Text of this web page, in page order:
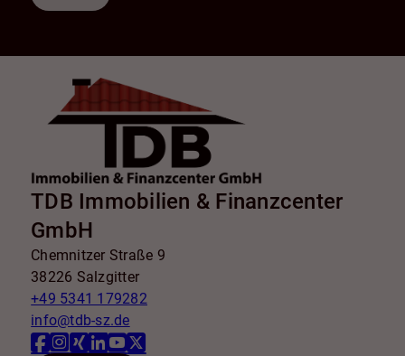
TDB Immobilien & Finanzcenter
GmbH
Chemnitzer Straße 9
38226 Salzgitter
+49 5341 179282
info@tdb-sz.de